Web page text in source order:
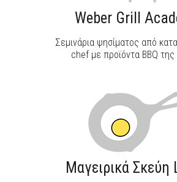
Weber Grill
Σεμινάρια ψησίματος από
chef με προϊόντα BBQ της
Μαγειρικά Σκεύη